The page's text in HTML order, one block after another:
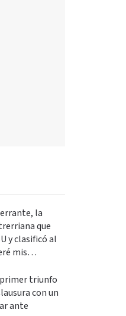
la
que
y clasificó al
mis
triunfo
con un
ante